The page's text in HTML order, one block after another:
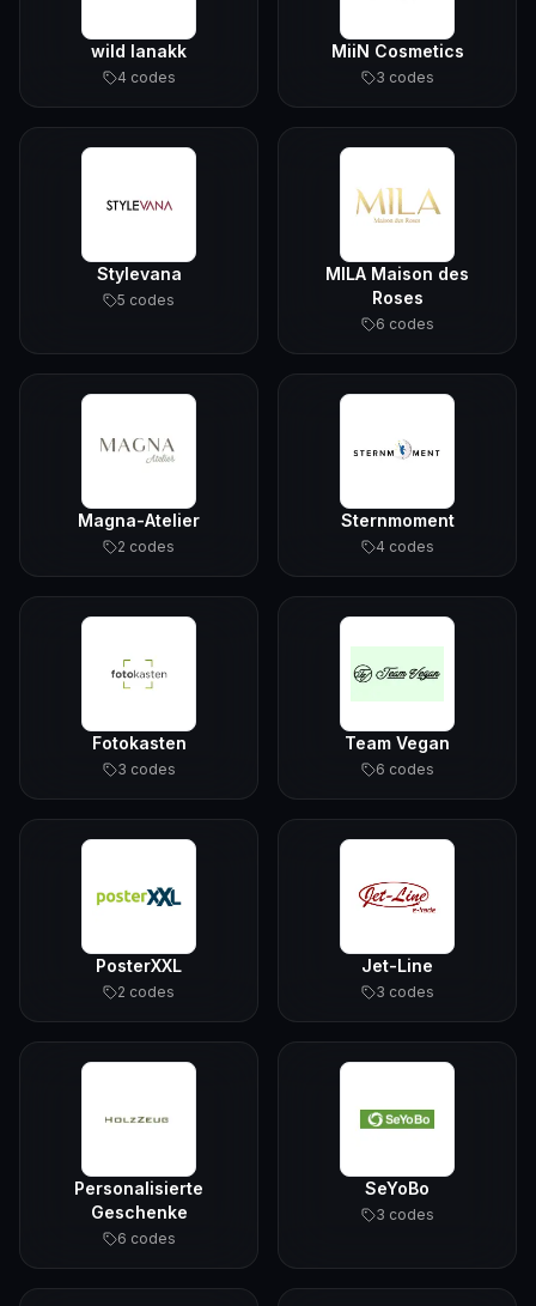
wild lanakk
4 codes
MiiN Cosmetics
3 codes
Stylevana
5 codes
MILA Maison des
Roses
6 codes
Magna-Atelier
2 codes
Sternmoment
4 codes
Fotokasten
3 codes
Team Vegan
6 codes
PosterXXL
2 codes
Jet-Line
3 codes
Personalisierte
Geschenke
6 codes
SeYoBo
3 codes